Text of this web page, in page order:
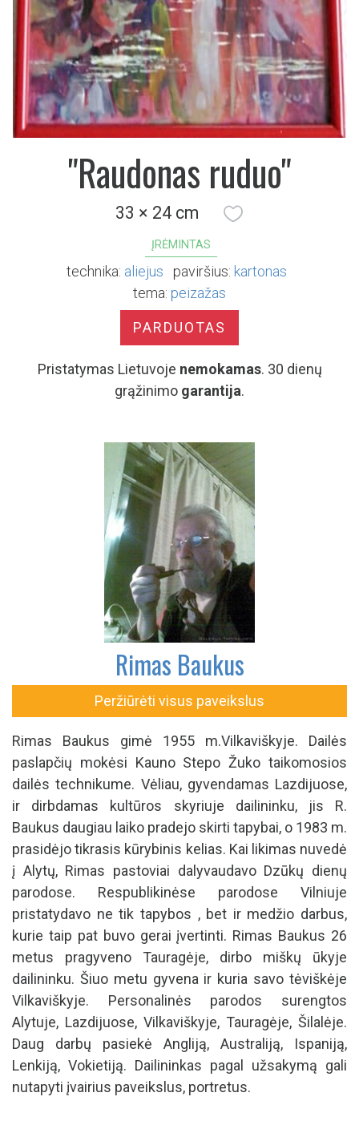
"Raudonas ruduo"
33 × 24 cm
ĮRĖMINTAS
technika: aliejus paviršius: kartonas
tema: peizažas
PARDUOTAS
Pristatymas Lietuvoje nemokamas. 30 dienų
grąžinimo garantija.
Rimas Baukus
Peržiūrėti visus paveikslus
Rimas Baukus gimė 1955 m.Vilkaviškyje. Dailės
paslapčių mokėsi Kauno Stepo Žuko taikomosios
dailės technikume. Vėliau, gyvendamas Lazdijuose,
ir dirbdamas kultūros skyriuje dailininku, jis R.
Baukus daugiau laiko pradejo skirti tapybai, o 1983 m.
prasidėjo tikrasis kūrybinis kelias. Kai likimas nuvedė
į Alytų, Rimas pastoviai dalyvaudavo Dzūkų dienų
parodose. Respublikinėse parodose Vilniuje
pristatydavo ne tik tapybos , bet ir medžio darbus,
kurie taip pat buvo gerai įvertinti. Rimas Baukus 26
metus pragyveno Tauragėje, dirbo miškų ūkyje
dailininku. Šiuo metu gyvena ir kuria savo tėviškėje
Vilkaviškyje. Personalinės parodos surengtos
Alytuje, Lazdijuose, Vilkaviškyje, Tauragėje, Šilalėje.
Daug darbų pasiekė Angliją, Australiją, Ispaniją,
Lenkiją, Vokietiją. Dailininkas pagal užsakymą gali
nutapyti įvairius paveikslus, portretus.